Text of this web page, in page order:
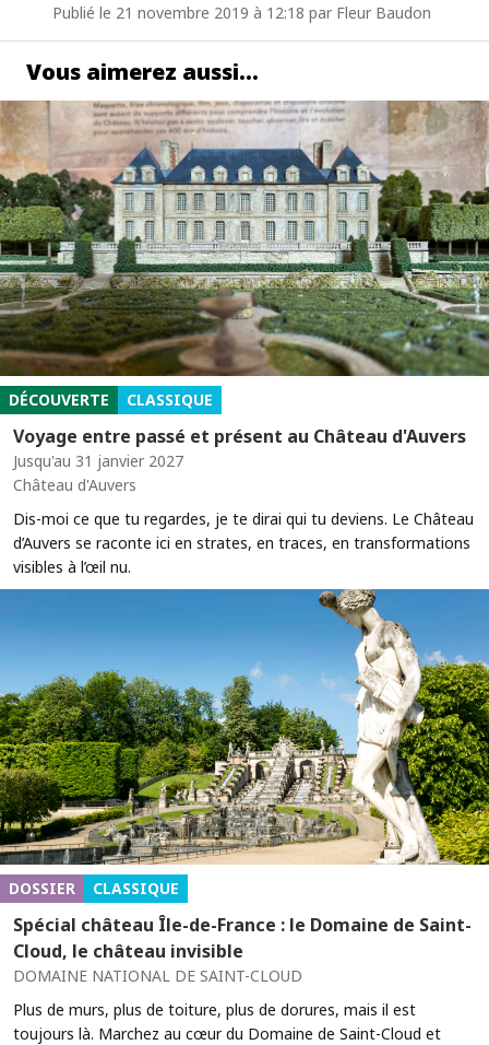
Publié le 21 novembre 2019 à 12:18 par Fleur Baudon
Vous aimerez aussi…
DÉCOUVERTE CLASSIQUE
Voyage entre passé et présent au Château d'Auvers
Jusqu'au 31 janvier 2027
Château d'Auvers
Dis-moi ce que tu regardes, je te dirai qui tu deviens. Le Château
d’Auvers se raconte ici en strates, en traces, en transformations
visibles à l’œil nu.
DOSSIER CLASSIQUE
Spécial château Île-de-France : le Domaine de Saint-
Cloud, le château invisible
DOMAINE NATIONAL DE SAINT-CLOUD
Plus de murs, plus de toiture, plus de dorures, mais il est
toujours là. Marchez au cœur du Domaine de Saint-Cloud et